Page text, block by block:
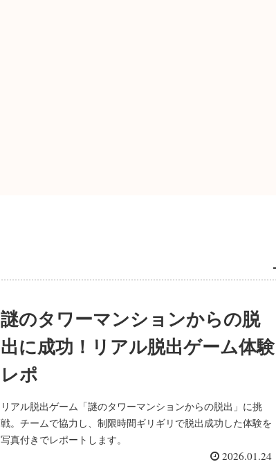
謎のタワーマンションからの脱
出に成功！リアル脱出ゲーム体験
レポ
リアル脱出ゲーム「謎のタワーマンションからの脱出」に挑
戦。チームで協力し、制限時間ギリギリで脱出成功した体験を
写真付きでレポートします。
2026.01.24